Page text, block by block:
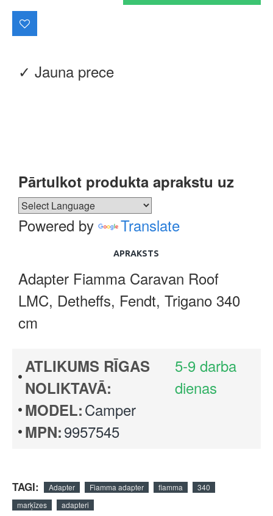
✓ Jauna prece
Pārtulkot produkta aprakstu uz
Powered by Translate
APRAKSTS
Adapter Fiamma Caravan Roof
LMC, Detheffs, Fendt, Trigano 340
cm
ATLIKUMS RĪGAS
NOLIKTAVĀ:
5-9 darba
dienas
MODEL:Camper
MPN:9957545
TAGI: Adapter Fiamma adapter fiamma
340
marķīzes
adapteri